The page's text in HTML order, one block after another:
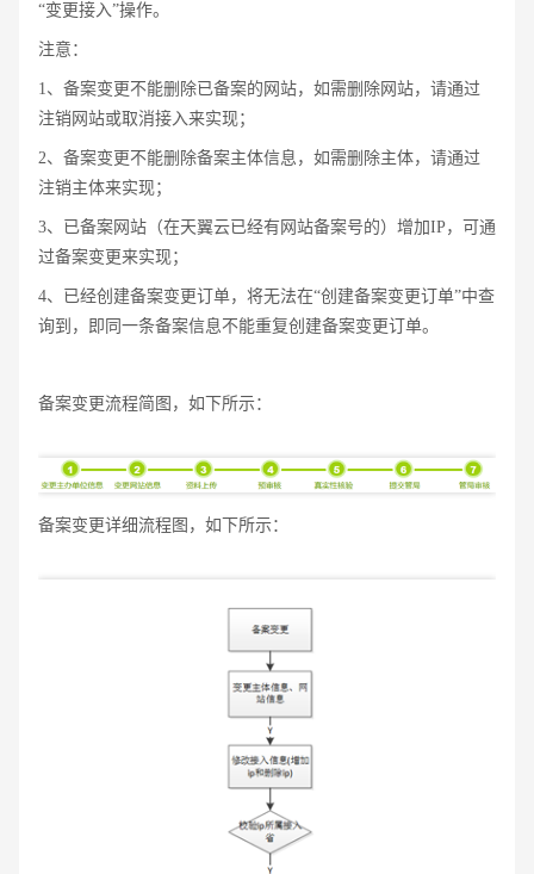
“变更接入”操作。
注意：
1、备案变更不能删除已备案的网站，如需删除网站，请通过
注销网站或取消接入来实现；
2、备案变更不能删除备案主体信息，如需删除主体，请通过
注销主体来实现；
3、已备案网站（在天翼云已经有网站备案号的）增加IP，可通
过备案变更来实现；
4、已经创建备案变更订单，将无法在“创建备案变更订单”中查
询到，即同一条备案信息不能重复创建备案变更订单。
备案变更流程简图，如下所示：
备案变更详细流程图，如下所示：